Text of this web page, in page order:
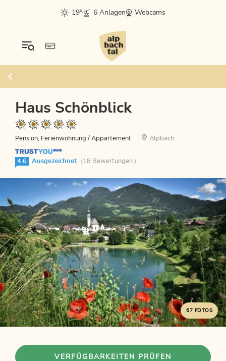
19° 6 Anlagen Webcams
Haus Schönblick
Pension, Ferienwohnung / Appartement Alpbach
4.6 Ausgezeichnet (18 Bewertungen )
67 FOTOS
VERFÜGBARKEITEN PRÜFEN